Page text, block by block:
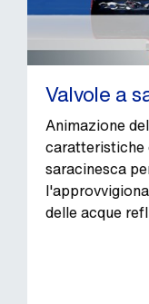
Valvole a
Animazione
caratteristiche
saracinesca
delle acque